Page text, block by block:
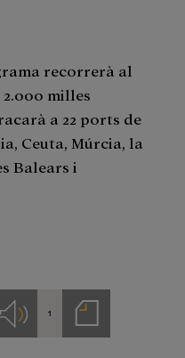
recorrerà al
milles
a 22 ports de
Ceuta, Múrcia, la
Balears i
Audios1
Notas
de